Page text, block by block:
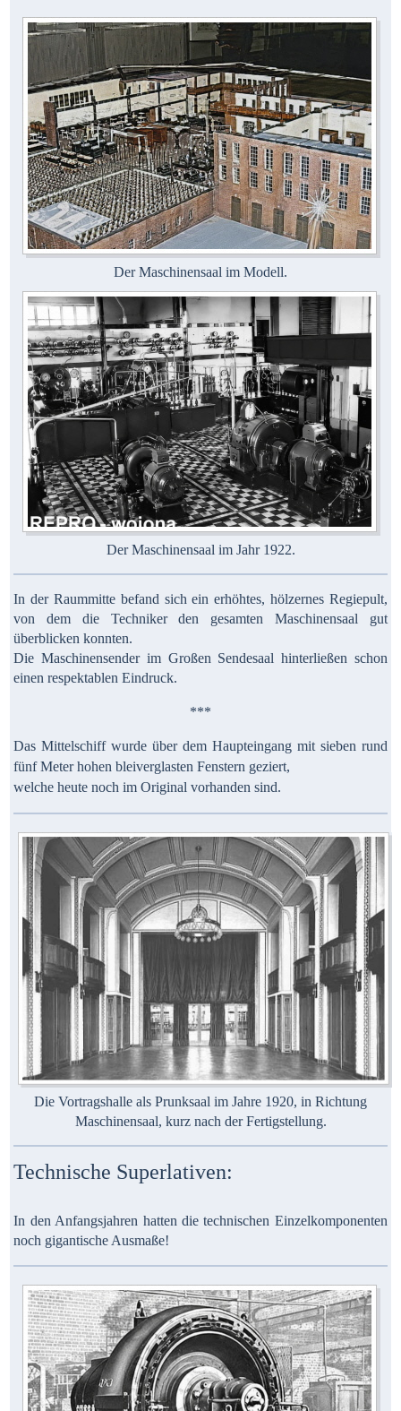
Der Maschinensaal im Modell.
Der Maschinensaal im Jahr 1922.
In der Raummitte befand sich ein erhöhtes, hölzernes Regiepult,
von dem die Techniker den gesamten Maschinensaal gut
überblicken konnten.
Die Maschinensender im Großen Sendesaal hinterließen schon
einen respektablen Eindruck.
***
Das Mittelschiff wurde über dem Haupteingang mit sieben rund
fünf Meter hohen bleiverglasten Fenstern geziert,
welche heute noch im Original vorhanden sind.
Die Vortragshalle als Prunksaal im Jahre 1920, in Richtung
Maschinensaal, kurz nach der Fertigstellung.
Technische Superlativen:
In den Anfangsjahren hatten die technischen Einzelkomponenten
noch gigantische Ausmaße!